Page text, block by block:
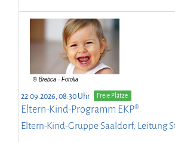
22.09.2026, 08:30 Uhr Freie Plätze
Eltern-Kind-Programm EKP®
Eltern-Kind-Gruppe Saaldorf, Leitung